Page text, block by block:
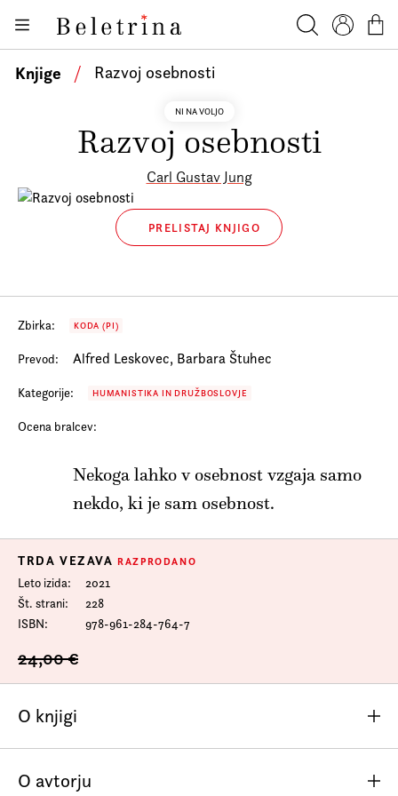
Beletrina
Knjige
Avtorji
Dogodki
Knjige / Razvoj osebnosti
NI NA VOLJO
Razvoj osebnosti
Carl Gustav Jung
PRELISTAJ KNJIGO
Zbirka: KODA (PI)
Prevod: Alfred Leskovec, Barbara Štuhec
Kategorije: HUMANISTIKA IN DRUŽBOSLOVJE
Ocena bralcev:
Nekoga lahko v osebnost vzgaja samo
nekdo, ki je sam osebnost.
TRDA VEZAVARAZPRODANO
Leto izida
2021
Št. strani
228
ISBN
978-961-284-764-7
24,00 €
O knjigi
Eden najpomembnejših filozofov in psihologov 20.
O avtorju